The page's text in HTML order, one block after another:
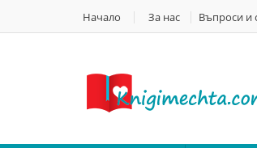
Начало За нас Въпроси и